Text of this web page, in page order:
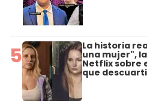
5 La historia
una mujer",
Netflix sobre
que